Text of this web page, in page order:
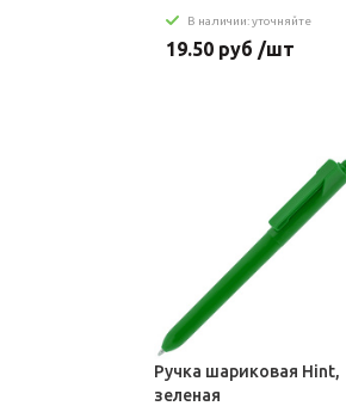
В наличии: уточняйте
19.50 руб /шт
Ручка шариковая Hint,
зеленая